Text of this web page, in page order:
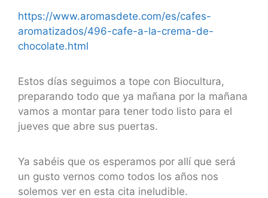
https://www.aromasdete.com/es/cafes-
aromatizados/496-cafe-a-la-crema-de-
chocolate.html
Estos días seguimos a tope con Biocultura,
preparando todo que ya mañana por la mañana
vamos a montar para tener todo listo para el
jueves que abre sus puertas.
Ya sabéis que os esperamos por allí que será
un gusto vernos como todos los años nos
solemos ver en esta cita ineludible.